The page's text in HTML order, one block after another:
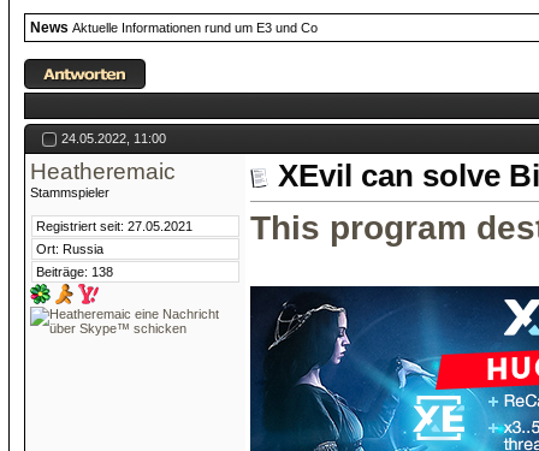
News Aktuelle Informationen rund um E3 und Co
24.05.2022, 11:00
Heatheremaic
Stammspieler
Registriert seit: 27.05.2021
Ort: Russia
Beiträge: 138
XEvil can solve
This program